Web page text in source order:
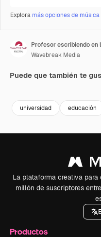
Explora más opciones de música
Profesor escribiendo en
Wavebreak Media
Puede que también te
universidad educación
La plataforma creativa
millón de suscriptores
Productos